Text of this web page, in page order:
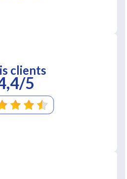
clients
5